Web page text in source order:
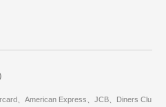
、American Express、JCB、Diners Clu